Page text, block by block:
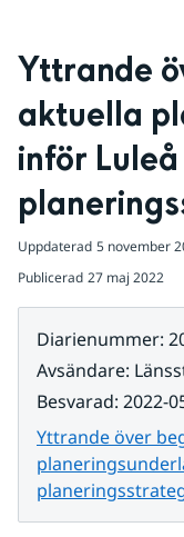
Yttrande
aktuella
inför
Uppdaterad 5 november
Publicerad 27 maj 2022
Diarienummer:
Avsändare:
Besvarad: 2022-
Yttrande över